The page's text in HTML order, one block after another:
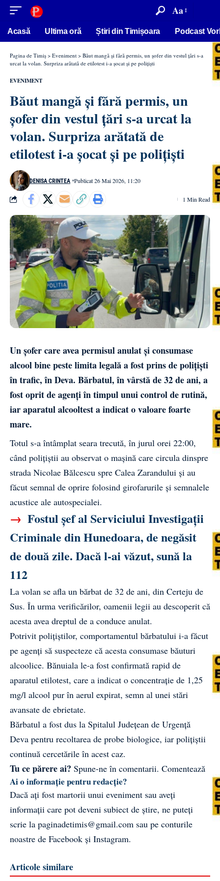
conținut Aa
Acasă Ultima oră Știri din Timișoara Podcast
Pagina de Timiș > Eveniment > Băut mangă și fără permis, un șofer din vestul țări s-a
urcat la volan. Surpriza arătată de etilotest i-a șocat și pe polițiști
EVENIMENT
Băut mangă și fără permis, un
șofer din vestul țări s-a urcat la
volan. Surpriza arătată de
etilotest i-a șocat și pe polițiști
DENISA CRINTEA Publicat 26 Mai 2026, 11:20
1 Min Read
Un șofer care avea permisul anulat și consumase
alcool bine peste limita legală a fost prins de polițiști
în trafic, în Deva. Bărbatul, în vârstă de 32 de ani, a
fost oprit de agenți în timpul unui control de rutină,
iar aparatul alcooltest a indicat o valoare foarte
mare.
Totul s-a întâmplat seara trecută, în jurul orei 22:00,
când polițiștii au observat o mașină care circula dinspre
strada Nicolae Bălcescu spre Calea Zarandului și au
făcut semnal de oprire folosind girofarurile și semnalele
acustice ale autospecialei.
→ Fostul șef al Serviciului Investigații
Criminale din Hunedoara, de negăsit
de două zile. Dacă l-ai văzut, sună la
112
La volan se afla un bărbat de 32 de ani, din Certeju de
Sus. În urma verificărilor, oamenii legii au descoperit că
acesta avea dreptul de a conduce anulat.
Potrivit polițiștilor, comportamentul bărbatului i-a făcut
pe agenți să suspecteze că acesta consumase băuturi
alcoolice. Bănuiala le-a fost confirmată rapid de
aparatul etilotest, care a indicat o concentrație de 1,25
mg/l alcool pur în aerul expirat, semn al unei stări
avansate de ebrietate.
Bărbatul a fost dus la Spitalul Județean de Urgență
Deva pentru recoltarea de probe biologice, iar polițiștii
continuă cercetările în acest caz.
Tu ce părere ai? Spune-ne în comentarii. Comentează
Ai o informație pentru redacție?
Dacă ați fost martorii unui eveniment sau aveți
informații care pot deveni subiect de știre, ne puteți
scrie la paginadetimis@gmail.com sau pe conturile
noastre de Facebook și Instagram.
Articole similare